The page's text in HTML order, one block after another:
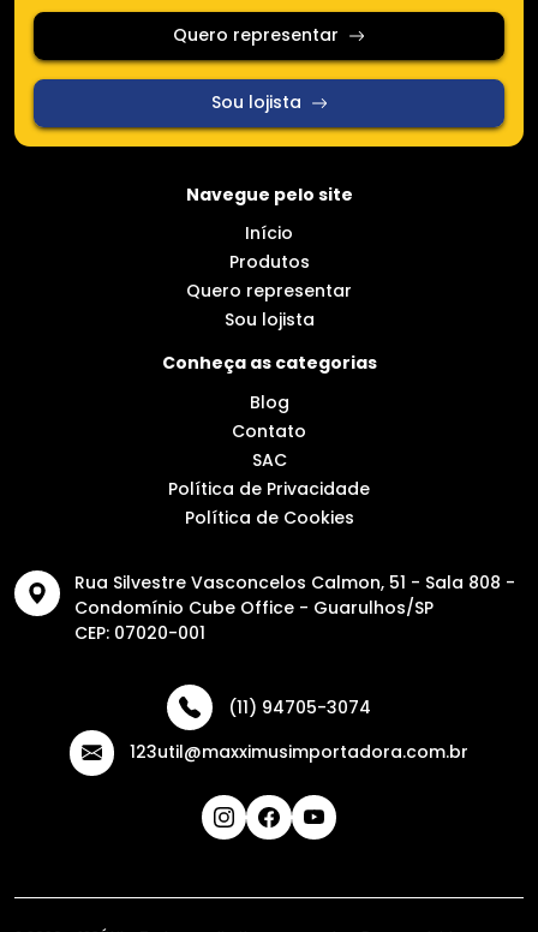
Quero representar
Sou lojista
Navegue pelo site
Início
Produtos
Quero representar
Sou lojista
Conheça as categorias
Blog
Contato
SAC
Política de Privacidade
Política de Cookies
Rua Silvestre Vasconcelos Calmon, 51 - Sala 808 -
Condomínio Cube Office - Guarulhos/SP
CEP: 07020-001
(11) 94705-3074
123util@maxximusimportadora.com.br